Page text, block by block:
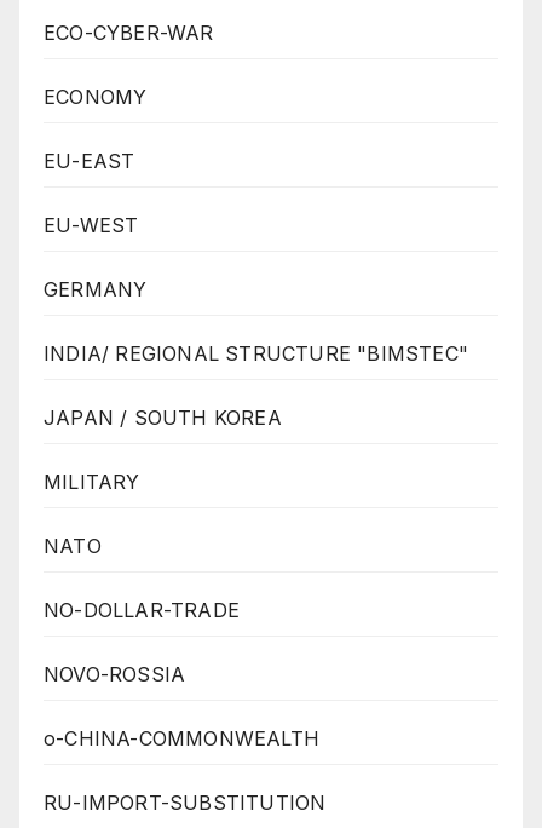
ECO-CYBER-WAR
ECONOMY
EU-EAST
EU-WEST
GERMANY
INDIA/ REGIONAL STRUCTURE "BIMSTEC"
JAPAN / SOUTH KOREA
MILITARY
NATO
NO-DOLLAR-TRADE
NOVO-ROSSIA
o-CHINA-COMMONWEALTH
RU-IMPORT-SUBSTITUTION